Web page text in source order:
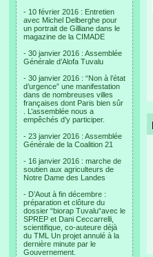
- 10 février 2016 : Entretien
avec Michel Delberghe pour
un portrait de Gilliane dans le
magazine de la CIMADE
- 30 janvier 2016 : Assemblée
Générale d’Alofa Tuvalu
- 30 janvier 2016 : “Non à l’état
d’urgence” une manifestation
dans de nombreuses villes
françaises dont Paris bien sûr
. L’assemblée nous a
empêchés d’y participer.
- 23 janvier 2016 : Assemblée
Générale de la Coalition 21
- 16 janvier 2016 : marche de
soutien aux agriculteurs de
Notre Dame des Landes
- D’Aout à fin décembre :
préparation et clôture du
dossier “biorap Tuvalu“avec le
SPREP et Dani Ceccarrelli,
scientifique, co-auteure déjà
du TML Un projet annulé à la
dernière minute par le
Gouvernement.